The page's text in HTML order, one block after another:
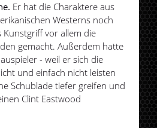
Er hat die Charaktere aus
Westerns noch
vor allem die
gemacht. Außerdem hatte
- weil er sich die
und einfach nicht leisten
Schublade tiefer greifen und
Clint Eastwood